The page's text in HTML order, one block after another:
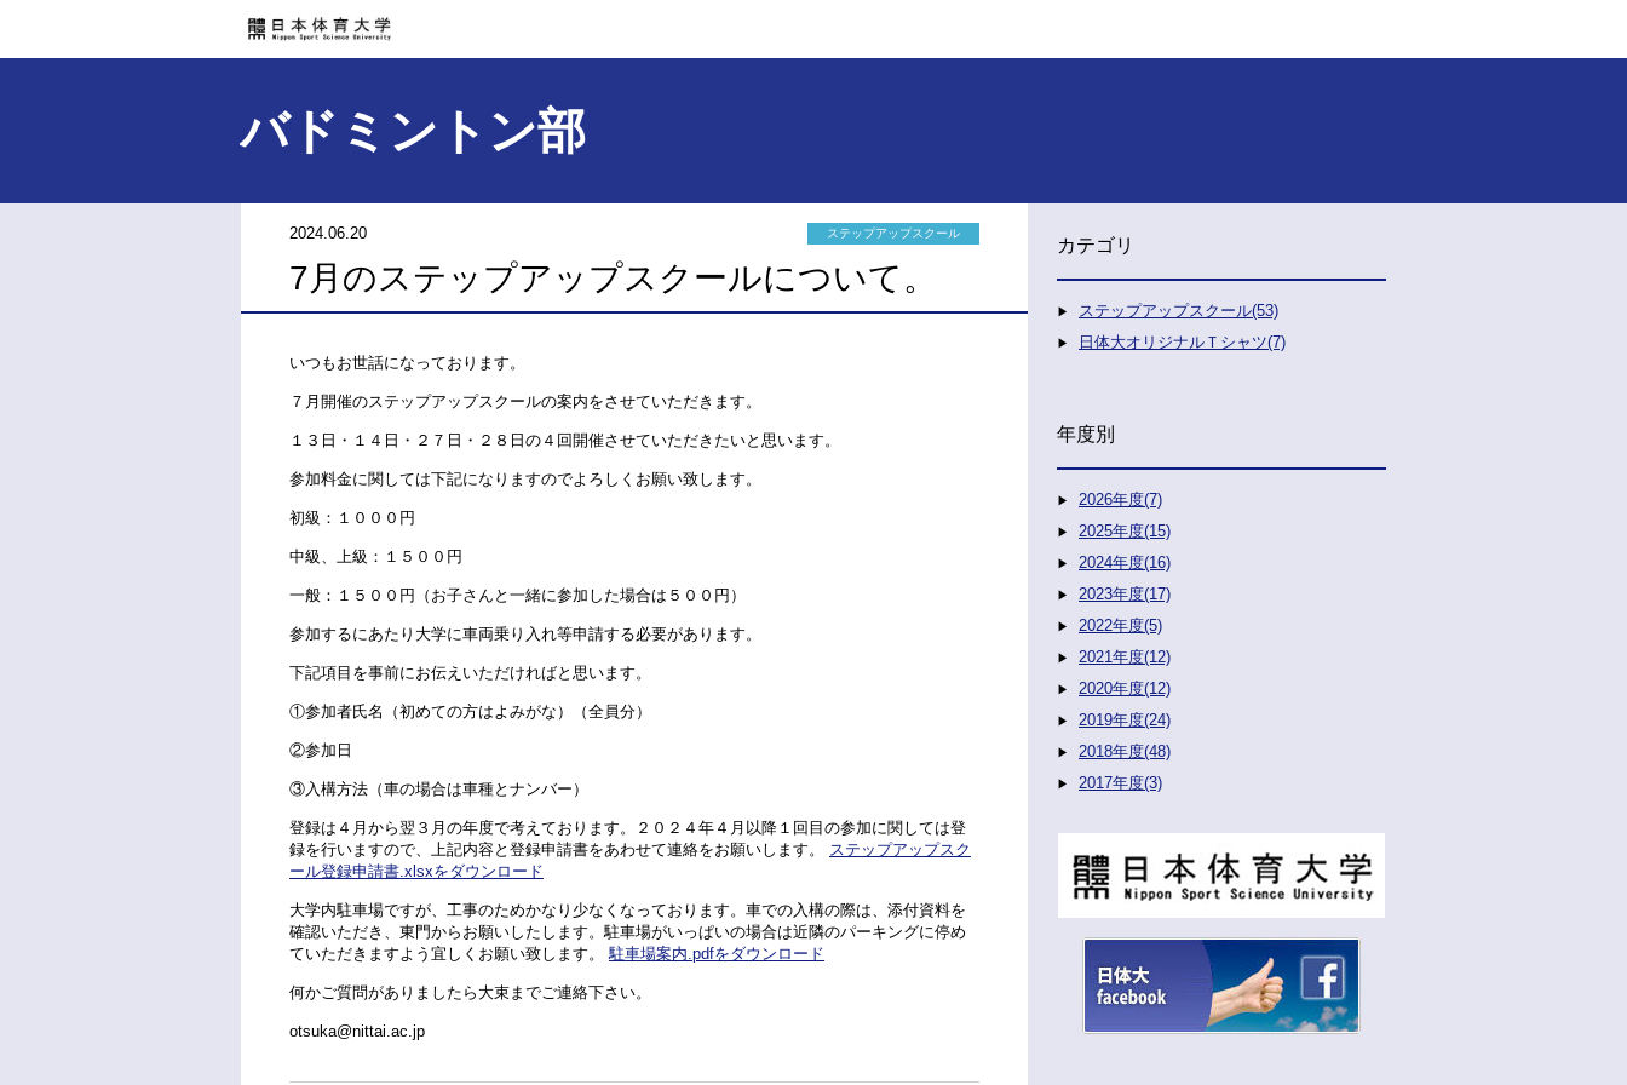
バドミントン部
2024.06.20 ステップアップスクール
7月のステップアップスクールについて。
いつもお世話になっております。
７月開催のステップアップスクールの案内をさせていただきます。
１３日・１４日・２７日・２８日の４回開催させていただきたいと思います。
参加料金に関しては下記になりますのでよろしくお願い致します。
初級：１０００円
中級、上級：１５００円
一般：１５００円（お子さんと一緒に参加した場合は５００円）
参加するにあたり大学に車両乗り入れ等申請する必要があります。
下記項目を事前にお伝えいただければと思います。
①参加者氏名（初めての方はよみがな）（全員分）
②参加日
③入構方法（車の場合は車種とナンバー）
登録は４月から翌３月の年度で考えております。２０２４年４月以降１回目の参加に関しては登
録を行いますので、上記内容と登録申請書をあわせて連絡をお願いします。
ステップアップスク
ール登録申請書.xlsxをダウンロード
大学内駐車場ですが、工事のためかなり少なくなっております。車での入構の際は、添付資料を
確認いただき、東門からお願いしたします。駐車場がいっぱいの場合は近隣のパーキングに停め
ていただきますよう宜しくお願い致します。
駐車場案内.pdfをダウンロード
何かご質問がありましたら大束までご連絡下さい。
otsuka@nittai.ac.jp
カテゴリ
ステップアップスクール(53)
日体大オリジナルＴシャツ(7)
年度別
2026年度(7)
2025年度(15)
2024年度(16)
2023年度(17)
2022年度(5)
2021年度(12)
2020年度(12)
2019年度(24)
2018年度(48)
2017年度(3)